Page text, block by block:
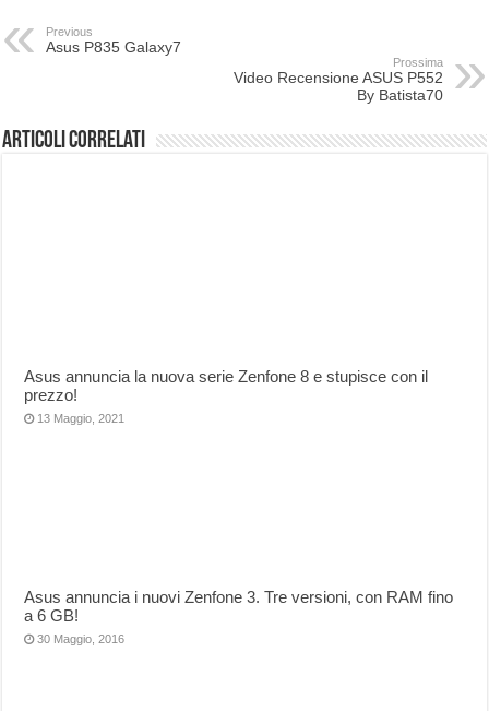
Previous
Asus P835 Galaxy7
Prossima
Video Recensione ASUS P552
By Batista70
Articoli correlati
Asus annuncia la nuova serie Zenfone 8 e stupisce con il
prezzo!
13 Maggio, 2021
Asus annuncia i nuovi Zenfone 3. Tre versioni, con RAM fino
a 6 GB!
30 Maggio, 2016